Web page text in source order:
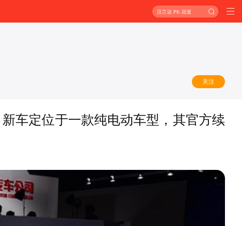
汉兰达 PK 冠道
关注
车定位于一款纯电动车型，其官方续